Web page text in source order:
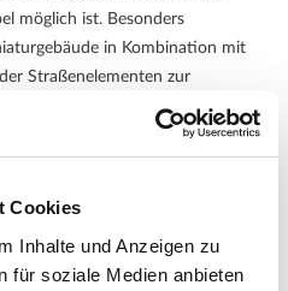
Cookies
Inhalte und Anzeigen zu
für soziale Medien anbieten
möglich ist. Besonders
in Kombination mit
Straßenelementen zur
Dorf- oder Stadtszene zu
wird über einen
nach gewünschter
vor Staub und direkter
seine robuste Verarbeitung